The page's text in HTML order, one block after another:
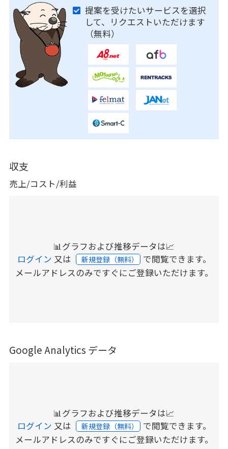
提案を受けたいサービスを選択
して、リクエストいただけます
（無料）
収支
売上/コスト/利益
📊グラフおよび推移データは📈
ログイン 又は 新規登録（無料） で閲覧できます。
メールアドレスのみですぐにご登録いただけます。
Google Analytics データ
📊グラフおよび推移データは📈
ログイン 又は 新規登録（無料） で閲覧できます。
メールアドレスのみですぐにご登録いただけます。